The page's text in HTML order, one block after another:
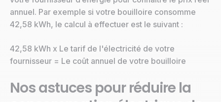
annuel. Par exemple si votre bouilloire consomme
42,58 kWh, le calcul à effectuer est le suivant :
42,58 kWh x Le tarif de l'électricité de votre
fournisseur = Le coût annuel de votre bouilloire
Nos astuces pour réduire la